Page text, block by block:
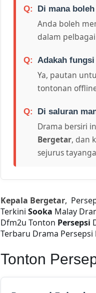
Di mana
Anda boleh
dalam
Adakah
Ya, pautan
tontonan
Di saluran
Drama bersiri
Bergetar, dan
sejurus
Kepala Bergetar,
Terkini Sooka Malay
Dfm2u Tonton Persepsi
Terbaru Drama
Tonton